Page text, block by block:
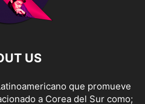
US
que promueve
a Corea del Sur como;